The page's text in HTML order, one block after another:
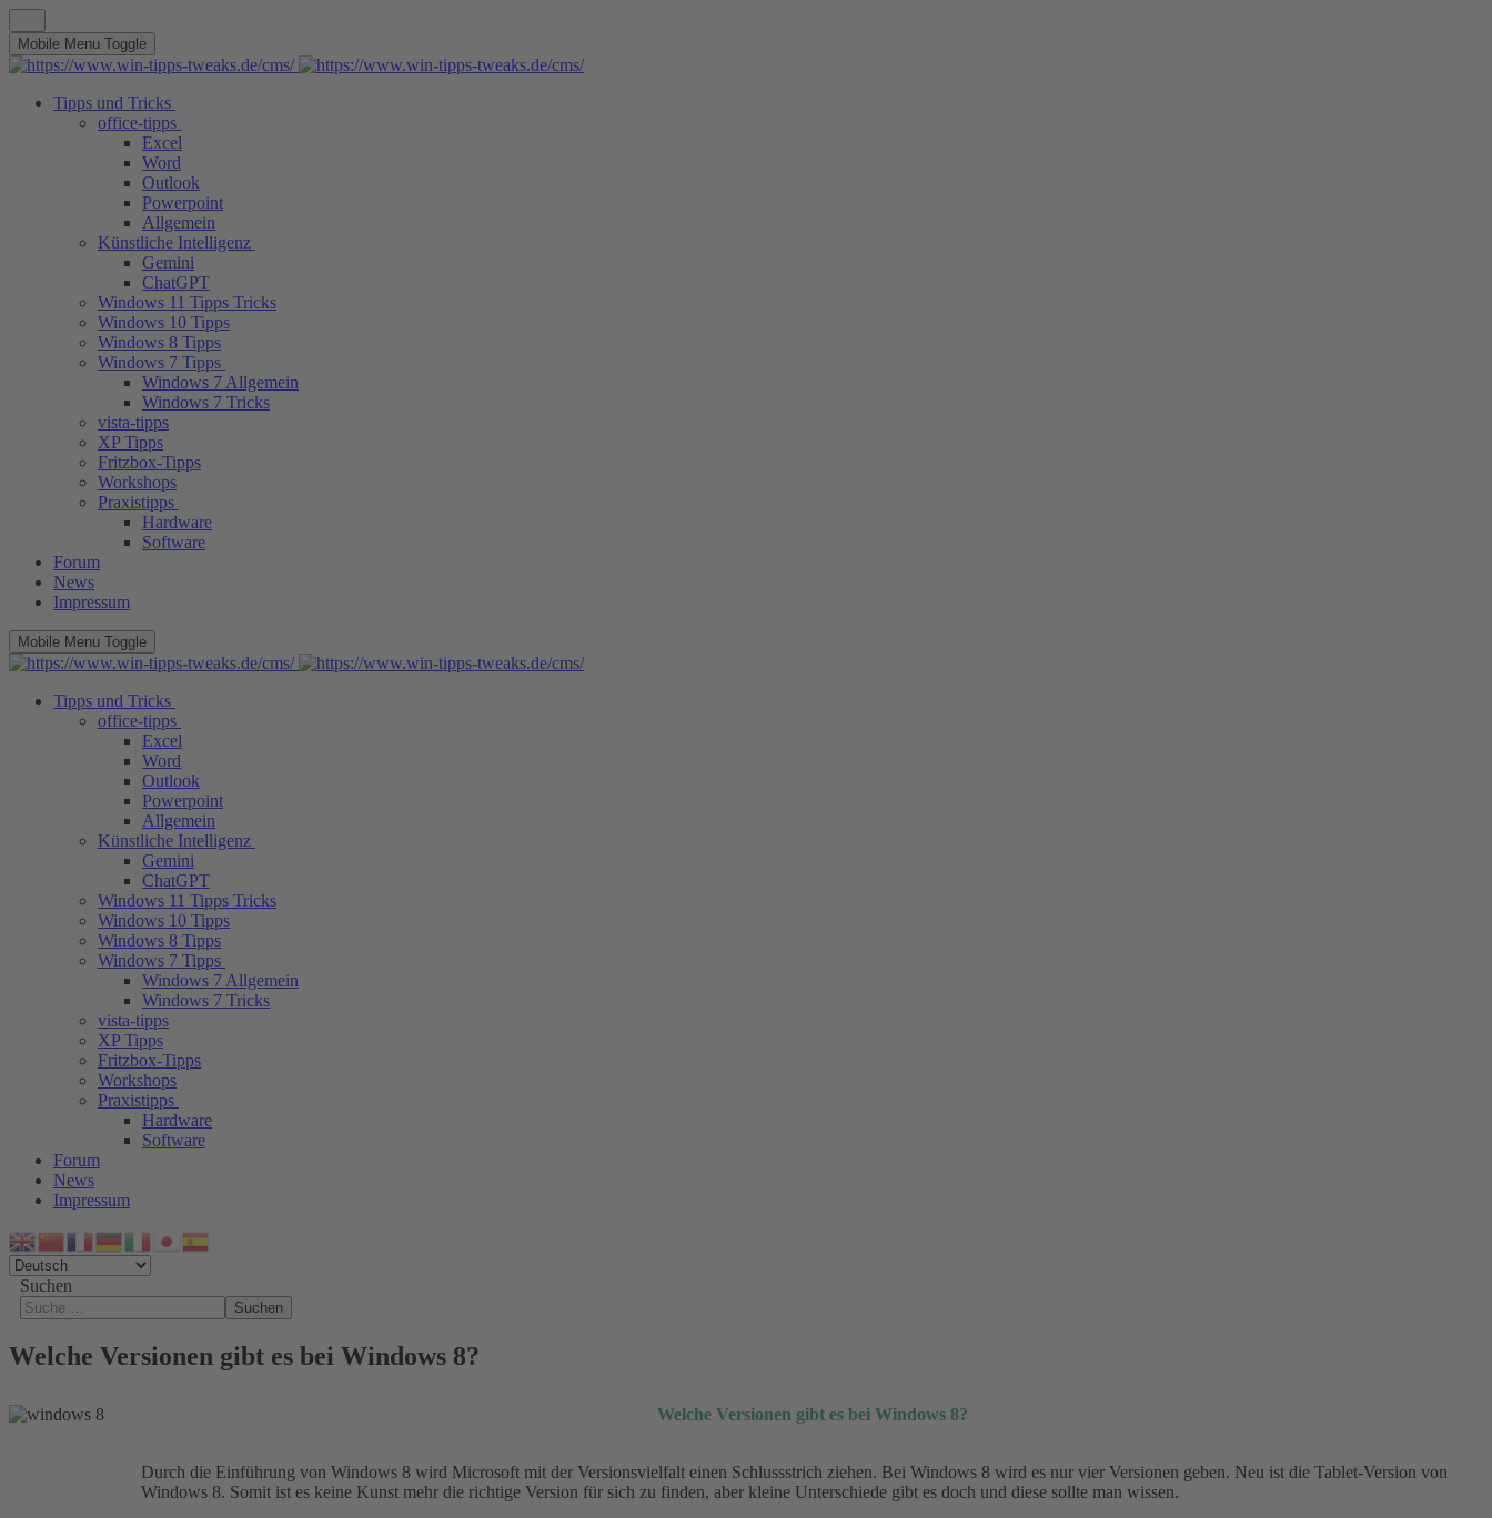
Mobile Menu Toggle
Tipps und Tricks
office-tipps
Excel
Word
Outlook
Powerpoint
Allgemein
Künstliche Intelligenz
Gemini
ChatGPT
Windows 11 Tipps Tricks
Windows 10 Tipps
Windows 8 Tipps
Windows 7 Tipps
Windows 7 Allgemein
Windows 7 Tricks
vista-tipps
XP Tipps
Fritzbox-Tipps
Workshops
Praxistipps
Hardware
Software
Forum
News
Impressum
Mobile Menu Toggle
Tipps und Tricks
office-tipps
Excel
Word
Outlook
Powerpoint
Allgemein
Künstliche Intelligenz
Gemini
ChatGPT
Windows 11 Tipps Tricks
Windows 10 Tipps
Windows 8 Tipps
Windows 7 Tipps
Windows 7 Allgemein
Windows 7 Tricks
vista-tipps
XP Tipps
Fritzbox-Tipps
Workshops
Praxistipps
Hardware
Software
Forum
News
Impressum
Suchen
Suchen
Welche Versionen gibt es bei Windows 8?
Welche Versionen gibt es bei Windows 8?
Durch die Einführung von Windows 8 wird Microsoft mit der Versionsvielfalt einen Schlussstrich ziehen. Bei Windows 8 wird es nur vier Versionen geben. Neu ist die Tablet-Version von
Windows 8. Somit ist es keine Kunst mehr die richtige Version für sich zu finden, aber kleine Unterschiede gibt es doch und diese sollte man wissen.